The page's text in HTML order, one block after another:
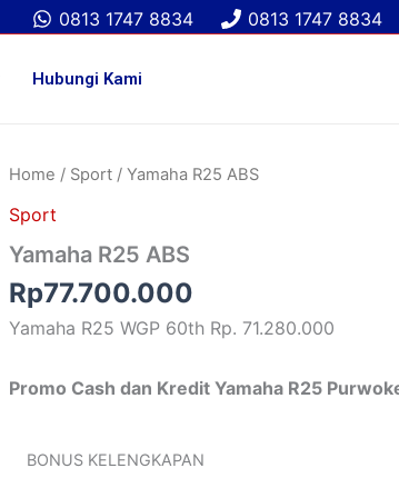
0813 1747 8834 0813 1747 8834
Hubungi Kami
Home / Sport / Yamaha R25 ABS
Sport
Yamaha R25 ABS
Rp77.700.000
Yamaha R25 WGP 60th Rp. 71.280.000
Promo Cash dan Kredit Yamaha R25
BONUS KELENGKAPAN